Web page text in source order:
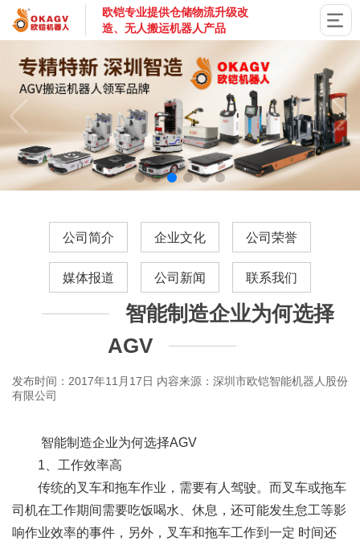
欧铠专业提供仓储物流升级改
造、无人搬运机器人产品
公司简介 企业文化 公司荣誉
媒体报道 公司新闻 联系我们
智能制造企业为何选择
AGV
发布时间：2017年11月17日 内容来源：深圳市欧铠智能机器人股份
有限公司
智能制造企业为何选择AGV
1、工作效率高
传统的叉车和拖车作业，需要有人驾驶。而叉车或拖车
司机在工作期间需要吃饭喝水、休息，还可能发生怠工等影
响作业效率的事件，另外，叉车和拖车工作到一定 时间还